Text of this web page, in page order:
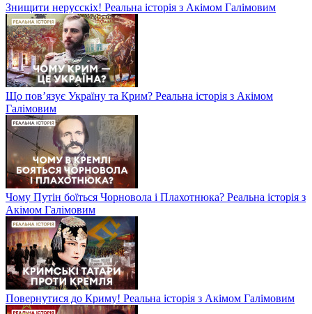
Знищити нерусскіх! Реальна історія з Акімом Галімовим
Що пов’язує Україну та Крим? Реальна історія з Акімом
Галімовим
Чому Путін боїться Чорновола і Плахотнюка? Реальна історія з
Акімом Галімовим
Повернутися до Криму! Реальна історія з Акімом Галімовим